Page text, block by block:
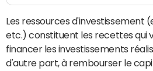
Les ressources d'investissement
etc.) constituent les recettes qui
financer les investissements
d'autre part, à rembourser le